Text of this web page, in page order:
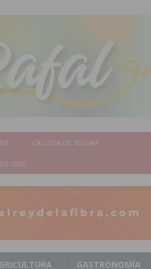
CALLOSA DE SEGURA
2023
GASTRONOMÍA